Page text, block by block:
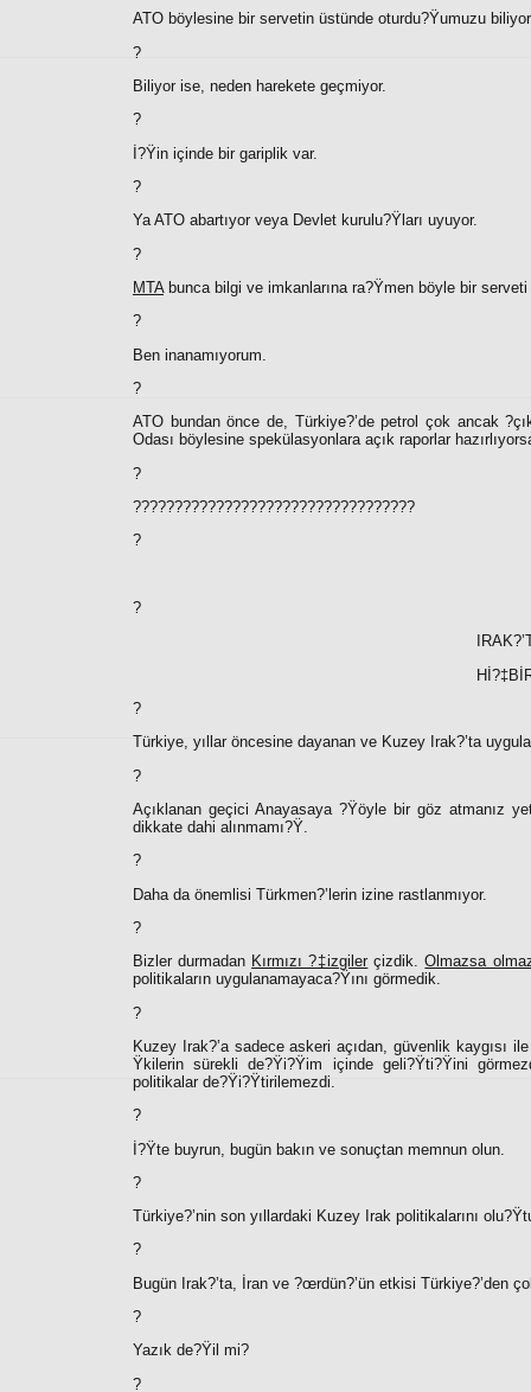
ATO böylesine bir servetin üstünde oturdu?Ÿumuzu
?
Biliyor ise, neden harekete geçmiyor.
?
İ?Ÿin içinde bir gariplik var.
?
Ya ATO abartıyor veya Devlet kurulu?Ÿları uyuyor.
?
MTA bunca bilgi ve imkanlarına ra?Ÿmen böyle bir
?
Ben inanamıyorum.
?
ATO bundan önce de, Türkiye?’de petrol çok ancak
Odası böylesine spekülasyonlara açık raporlar
?
??????????????????????????????????
?
?
?
Türkiye, yıllar öncesine dayanan ve Kuzey Irak?’ta
?
Açıklanan geçici Anayasaya ?Ÿöyle bir göz atmanız
dikkate dahi alınmamı?Ÿ.
?
Daha da önemlisi Türkmen?’lerin izine rastlanmıyor.
?
Bizler durmadan Kırmızı ?‡izgiler çizdik.Olmazsa
politikaların uygulanamayaca?Ÿını görmedik.
?
Kuzey Irak?’a sadece askeri açıdan, güvenlik kaygısı
Ÿkilerin sürekli de?Ÿi?Ÿim içinde geli?Ÿti?Ÿini
politikalar de?Ÿi?Ÿtirilemezdi.
?
İ?Ÿte buyrun, bugün bakın ve sonuçtan memnun olun.
?
Türkiye?’nin son yıllardaki Kuzey Irak politikalarını
?
Bugün Irak?’ta, İran ve ?œrdün?’ün etkisi Türkiye?’den
?
Yazık de?Ÿil mi?
?